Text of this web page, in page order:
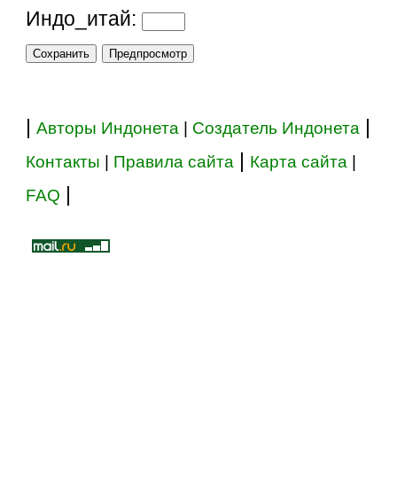
Индо_итай:
|Авторы Индонета Создатель Индонета
Контакты Правила сайта Карта сайта
FAQ